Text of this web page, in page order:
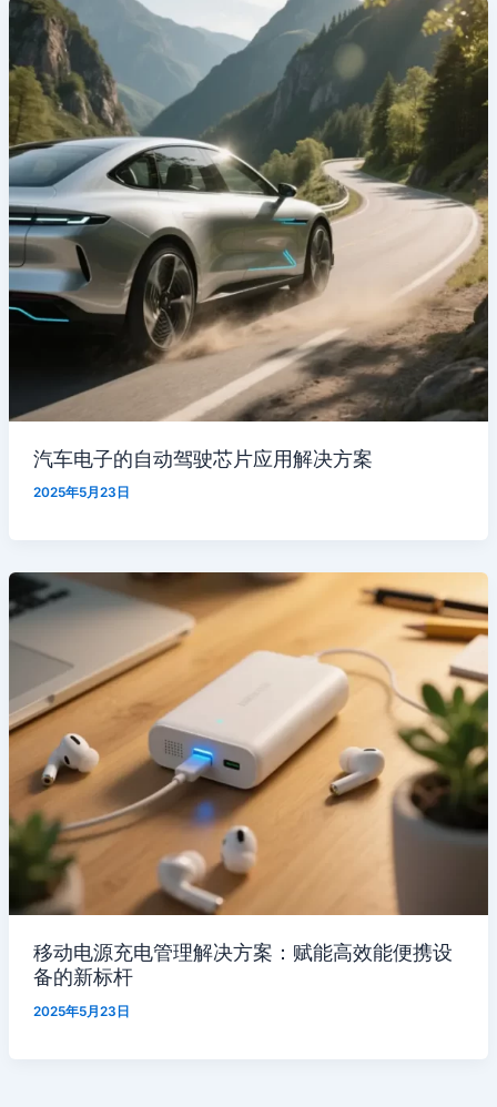
汽车电子的自动驾驶芯片应用解决方案
2025年5月23日
移动电源充电管理解决方案：赋能高效能便携设
备的新标杆
2025年5月23日